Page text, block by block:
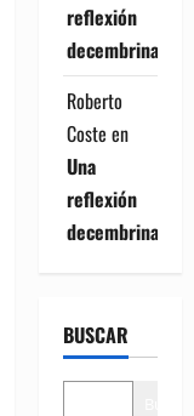
reflexión
decembrina
Roberto
Coste en
Una
reflexión
decembrina
BUSCAR